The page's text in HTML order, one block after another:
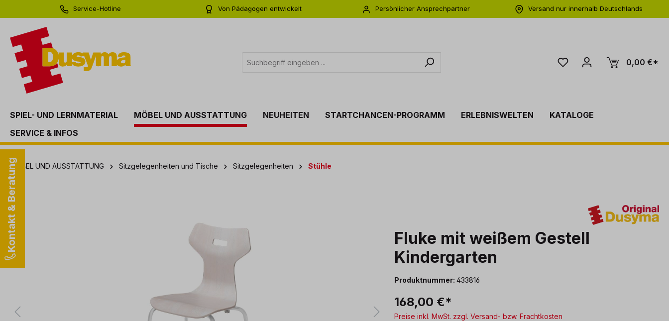
Zur Hauptnavigation springen
Service-Hotline
Von Pädagogen entwickelt
Persönlicher Ansprechpartner
Versand nur innerhalb Deutschlands
0,00 €*
SPIEL- UND LERNMATERIAL MÖBEL UND AUSSTATTUNG NEUHEITEN STARTCHANCEN-PROGRAMM ERLEBNISWELTEN
KATALOGE
SERVICE & INFOS
Kontakt & Beratung
MÖBEL UND AUSSTATTUNG Sitzgelegenheiten und Tische Sitzgelegenheiten Stühle
Bildergalerie überspringen
Fluke mit weißem Gestell
Kindergarten
Produktnummer:433816
168,00 €*
Preise inkl. MwSt. zzgl. Versand- bzw. Frachtkosten